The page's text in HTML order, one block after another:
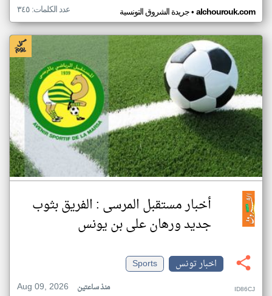
جريدة الشروق التونسية• alchourouk.com عدد الكلمات: ٣٤٥
أخبار مستقبل المرسى : الفريق بثوب
جديد ورهان على بن يونس
اخبار تونس
Sports
Aug 09, 2026
منذ ساعتين ID86CJ